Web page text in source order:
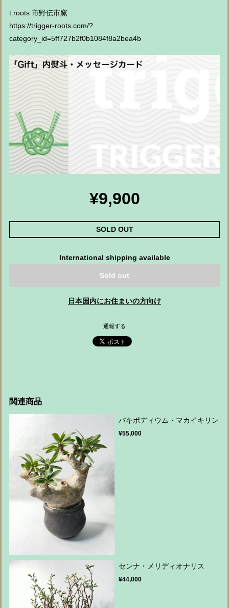
t.roots 市野伝市窯
https://trigger-roots.com/?
category_id=5ff727b2f0b1084f8a2bea4b
¥9,900
SOLD OUT
International shipping available
Sold out
日本国内にお住まいの方向け
通報する
関連商品
パキポディウム・マカイキリン
¥55,000
センナ・メリディオナリス
¥44,000